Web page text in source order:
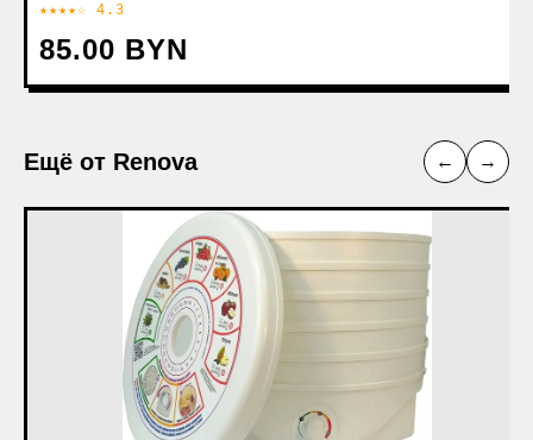
★★★★☆ 4.3
85.00 BYN
Ещё от Renova ← →